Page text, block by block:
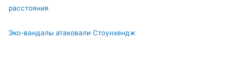
расстояния
Эко-вандалы атаковали Стоунхендж